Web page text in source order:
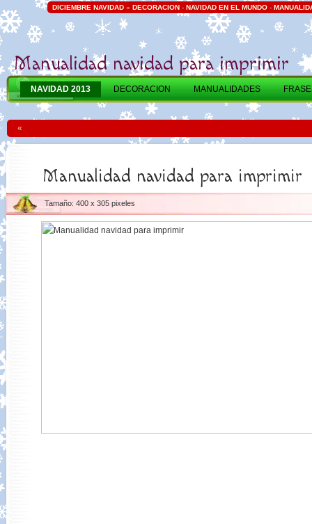
DICIEMBRE NAVIDAD» DECORACION- NAVIDAD EN EL MUNDO-
Manualidad navidad para imprimir
NAVIDAD 2013 DECORACION MANUALIDADES
«
Manualidad navidad para imprimir
Tamaño: 400 x 305 pixeles